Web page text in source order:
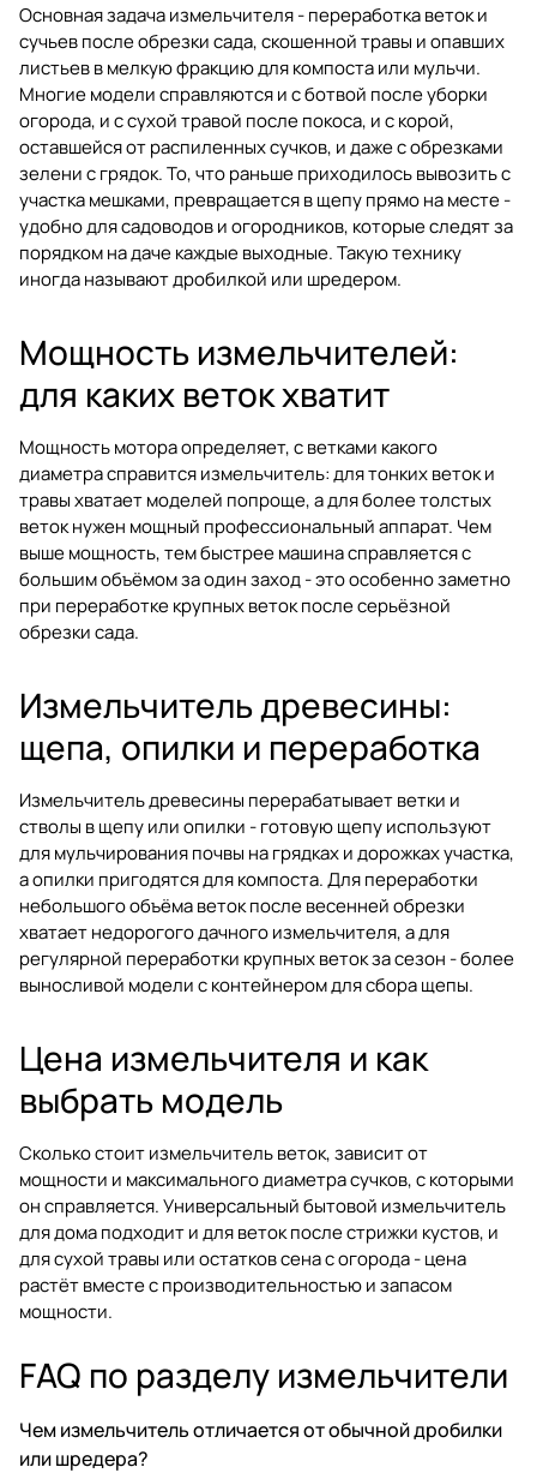
Основная задача измельчителя - переработка веток и
сучьев после обрезки сада, скошенной травы и опавших
листьев в мелкую фракцию для компоста или мульчи.
Многие модели справляются и с ботвой после уборки
огорода, и с сухой травой после покоса, и с корой,
оставшейся от распиленных сучков, и даже с обрезками
зелени с грядок. То, что раньше приходилось вывозить с
участка мешками, превращается в щепу прямо на месте -
удобно для садоводов и огородников, которые следят за
порядком на даче каждые выходные. Такую технику
иногда называют дробилкой или шредером.
Мощность измельчителей:
для каких веток хватит
Мощность мотора определяет, с ветками какого
диаметра справится измельчитель: для тонких веток и
травы хватает моделей попроще, а для более толстых
веток нужен мощный профессиональный аппарат. Чем
выше мощность, тем быстрее машина справляется с
большим объёмом за один заход - это особенно заметно
при переработке крупных веток после серьёзной
обрезки сада.
Измельчитель древесины:
щепа, опилки и переработка
Измельчитель древесины перерабатывает ветки и
стволы в щепу или опилки - готовую щепу используют
для мульчирования почвы на грядках и дорожках участка,
а опилки пригодятся для компоста. Для переработки
небольшого объёма веток после весенней обрезки
хватает недорогого дачного измельчителя, а для
регулярной переработки крупных веток за сезон - более
выносливой модели с контейнером для сбора щепы.
Цена измельчителя и как
выбрать модель
Сколько стоит измельчитель веток, зависит от
мощности и максимального диаметра сучков, с которыми
он справляется. Универсальный бытовой измельчитель
для дома подходит и для веток после стрижки кустов, и
для сухой травы или остатков сена с огорода - цена
растёт вместе с производительностью и запасом
мощности.
FAQ по разделу измельчители
Чем измельчитель отличается от обычной дробилки
или шредера?